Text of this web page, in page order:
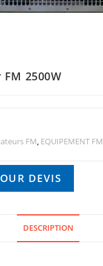
2500W
FM, EQUIPEMENT FM
DEVIS
DESCRIPTION